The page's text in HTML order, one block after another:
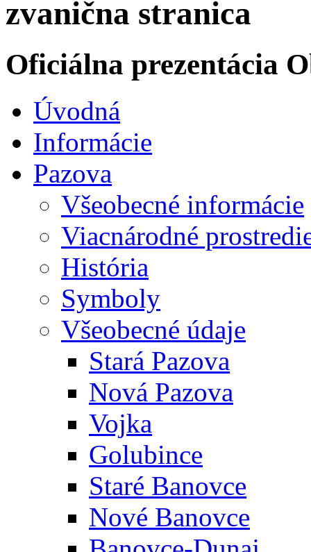
zvanična stranica
Oficiálna prezentácia
Úvodná
Informácie
Pazova
Všeobecné informácie
Viacnárodné
História
Symboly
Všeobecné údaje
Stará Pazova
Nová Pazova
Vojka
Golubince
Staré Banovce
Nové Banovce